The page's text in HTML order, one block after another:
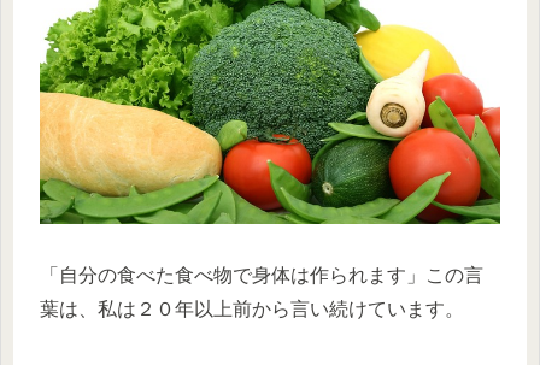
「自分の食べた食べ物で身体は作られます」この言
葉は、私は２０年以上前から言い続けています。